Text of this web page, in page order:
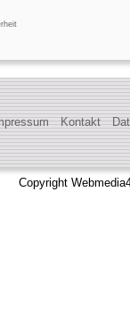
Kontakt
Copyright